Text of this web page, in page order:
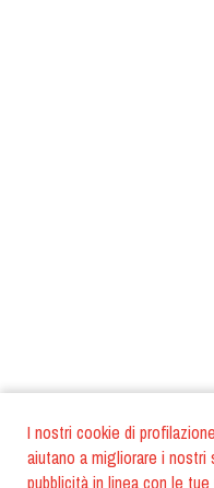
I nostri cookie di
aiutano a migliorare i nostri
pubblicità in linea con le